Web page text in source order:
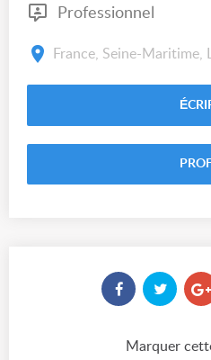
Professionnel
France, Seine-Maritime,